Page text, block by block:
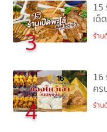
3
15
เด็
ร้าน
4
16
คร
ร้าน